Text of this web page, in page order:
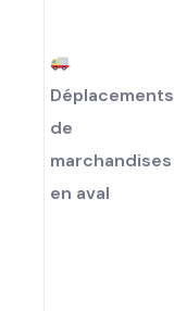
Déplacements
de
marchandises
en aval